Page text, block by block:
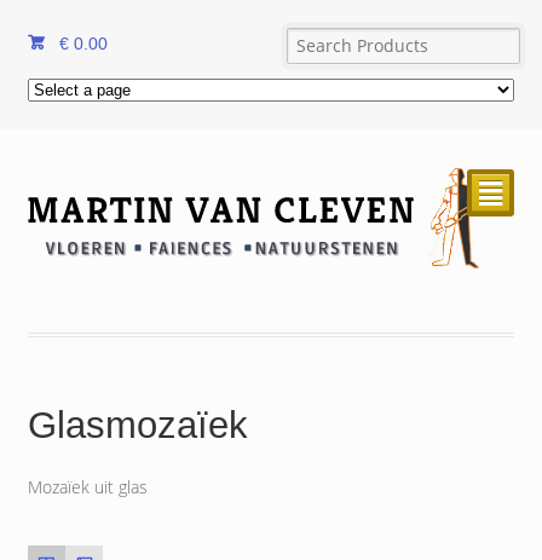
€ 0.00
²
Glasmozaïek
Mozaïek uit glas